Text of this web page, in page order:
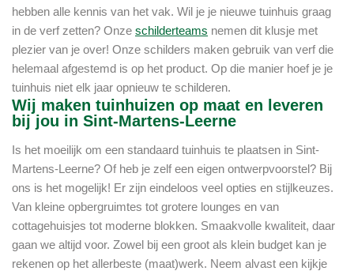
hebben alle kennis van het vak. Wil je je nieuwe tuinhuis graag
in de verf zetten? Onze schilderteams nemen dit klusje met
plezier van je over! Onze schilders maken gebruik van verf die
helemaal afgestemd is op het product. Op die manier hoef je je
tuinhuis niet elk jaar opnieuw te schilderen.
Wij maken tuinhuizen op maat en leveren
bij jou in Sint-Martens-Leerne
Is het moeilijk om een standaard tuinhuis te plaatsen in Sint-
Martens-Leerne? Of heb je zelf een eigen ontwerpvoorstel? Bij
ons is het mogelijk! Er zijn eindeloos veel opties en stijlkeuzes.
Van kleine opbergruimtes tot grotere lounges en van
cottagehuisjes tot moderne blokken. Smaakvolle kwaliteit, daar
gaan we altijd voor. Zowel bij een groot als klein budget kan je
rekenen op het allerbeste (maat)werk. Neem alvast een kijkje